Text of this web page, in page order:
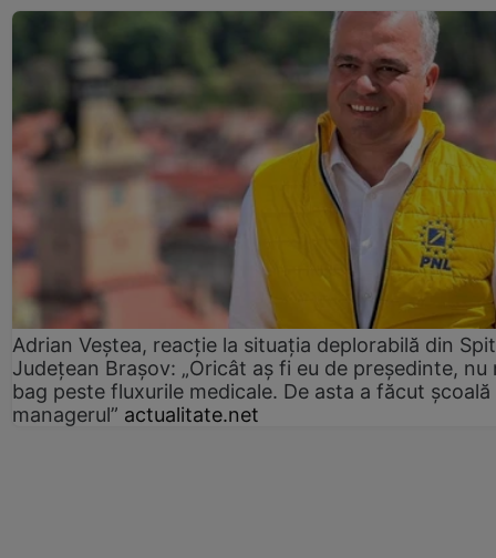
Adrian Veștea, reacție la situația deplorabilă din
Județean Brașov: „Oricât aș fi eu de președinte, nu
bag peste fluxurile medicale. De asta a făcut școală
managerul” actualitate.net